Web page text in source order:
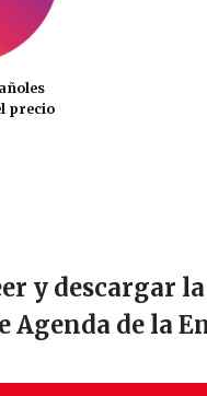
precio
y descargar
Agenda de la